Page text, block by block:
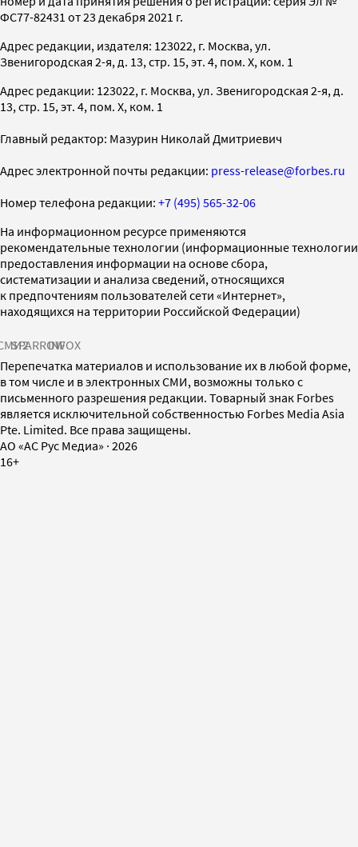
ФС77-82431 от 23 декабря 2021 г.
Адрес редакции, издателя: 123022, г. Москва, ул.
Звенигородская 2-я, д. 13, стр. 15, эт. 4, пом. X, ком. 1
Адрес редакции: 123022, г. Москва, ул. Звенигородская 2-я, д.
13, стр. 15, эт. 4, пом. X, ком. 1
Главный редактор: Мазурин Николай Дмитриевич
Адрес электронной почты редакции: press-release@forbes.ru
Номер телефона редакции: +7 (495) 565-32-06
На информационном ресурсе применяются
рекомендательные технологии (информационные технологии
предоставления информации на основе сбора,
систематизации и анализа сведений, относящихся
к предпочтениям пользователей сети «Интернет»,
находящихся на территории Российской Федерации)
SPARROWINFOX
Перепечатка материалов и использование их в любой форме,
в том числе и в электронных СМИ, возможны только с
письменного разрешения редакции. Товарный знак Forbes
является исключительной собственностью Forbes Media Asia
Pte. Limited. Все права защищены.
AO «АС Рус Медиа» · 2026
16+